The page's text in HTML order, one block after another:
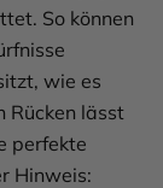
So können
wie es
Rücken lässt
perfekte
Hinweis: